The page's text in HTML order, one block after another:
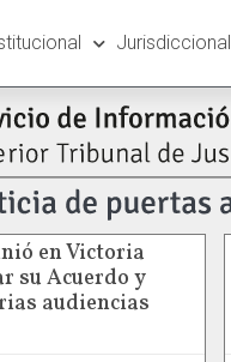
Jurisdiccional
en Victoria
su Acuerdo y
audiencias